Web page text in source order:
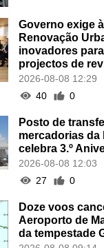
Governo exige
Renovação
inovadores
projectos de
2026-08-08 12:29
40
0
Posto de
mercadorias da
celebra 3.º
2026-08-08 12:03
27
0
Doze voos
Aeroporto de
da tempestade